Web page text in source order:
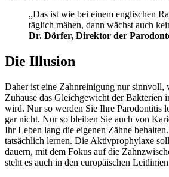
„Das ist wie bei einem englischen
täglich mähen, dann wächst auch
Dr. Dörfer, Direktor der
Die Illusion
Daher ist eine Zahnreinigung nur sinnvoll,
Zuhause das Gleichgewicht der Bakterien
wird. Nur so werden Sie Ihre Parodontitis
gar nicht. Nur so bleiben Sie auch von
Ihr Leben lang die eigenen Zähne
tatsächlich lernen. Die Aktivprophylaxe
dauern, mit dem Fokus auf die
steht es auch in den europäischen